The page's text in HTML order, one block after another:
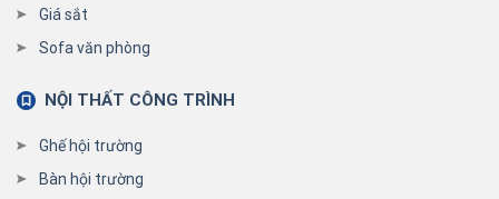
Giá sắt
Sofa văn phòng
NỘI THẤT CÔNG TRÌNH
Ghế hội trường
Bàn hội trường